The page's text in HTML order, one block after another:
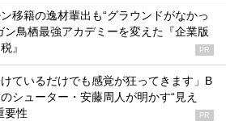
ン移籍の逸材輩出も“グラウンドがなかっ
鳥栖最強アカデミーを変えた『企業版
』
PR
けているだけでも感覚が狂ってきます」B
シューター・安藤周人が明かす“見え
要性
PR